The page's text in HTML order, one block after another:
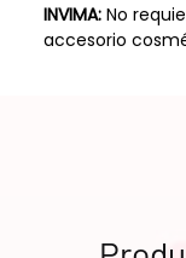
INVIMA:No
accesorio